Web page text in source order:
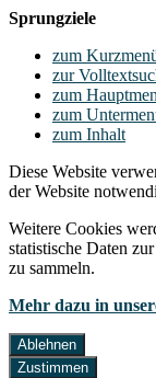
Sprungziele
zum
zur
zum
zum
zum Inhalt
Diese Website
der Website
Weitere Cookies
statistische Daten
zu sammeln.
Mehr dazu in
Ablehnen
Zustimmen